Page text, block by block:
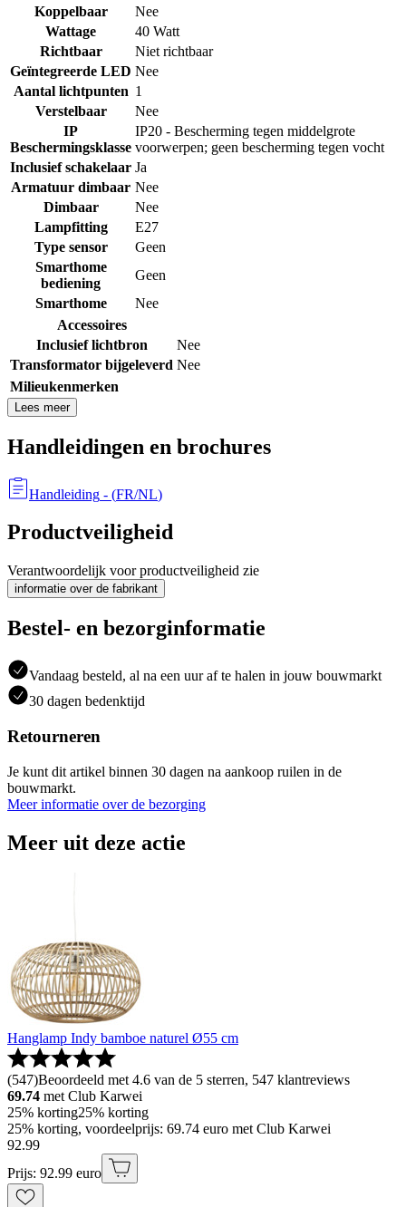
Koppelbaar
Nee
Wattage
40 Watt
Richtbaar
Niet richtbaar
Geïntegreerde LED Nee
Aantal lichtpunten 1
Verstelbaar
Nee
IP
Beschermingsklasse
IP20 - Bescherming tegen middelgrote
voorwerpen; geen bescherming tegen vocht
Inclusief schakelaar Ja
Armatuur dimbaar Nee
Dimbaar
Nee
Lampfitting
E27
Type sensor
Geen
Smarthome
bediening
Geen
Smarthome
Nee
Accessoires
Inclusief lichtbron
Nee
Transformator bijgeleverd Nee
Milieukenmerken
Lees meer
Handleidingen en brochures
Handleiding - (FR/NL)
Productveiligheid
Verantwoordelijk voor productveiligheid zie
informatie over de fabrikant
Bestel- en bezorginformatie
Vandaag besteld, al na een uur af te halen in jouw bouwmarkt
30 dagen bedenktijd
Retourneren
Je kunt dit artikel binnen 30 dagen na aankoop ruilen in de
bouwmarkt.
Meer informatie over de bezorging
Meer uit deze actie
Hanglamp Indy bamboe naturel Ø55 cm
(547)Beoordeeld met 4.6 van de 5 sterren, 547 klantreviews
69.74 met Club Karwei
25% korting25% korting
25% korting, voordeelprijs: 69.74 euro met Club Karwei
92.99
Prijs: 92.99 euro